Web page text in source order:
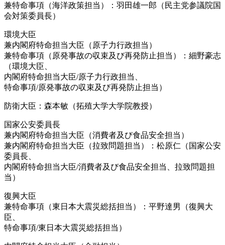
兼特命事項（海洋政策担当）：羽田雄一郎（民主党参議院国
会対策委員長）
環境大臣
兼内閣府特命担当大臣（原子力行政担当）
兼特命事項（原発事故の収束及び再発防止担当）：細野豪志
（環境大臣、
内閣府特命担当大臣/原子力行政担当、
特命事項/原発事故の収束及び再発防止担当）
防衛大臣：森本敏（拓殖大学大学院教授）
国家公安委員長
兼内閣府特命担当大臣（消費者及び食品安全担当）
兼内閣府特命担当大臣（拉致問題担当）：松原仁（国家公安
委員長、
内閣府特命担当大臣/消費者及び食品安全担当、拉致問題担
当）
復興大臣
兼特命事項（東日本大震災総括担当）：平野達男（復興大
臣、
特命事項/東日本大震災総括担当）